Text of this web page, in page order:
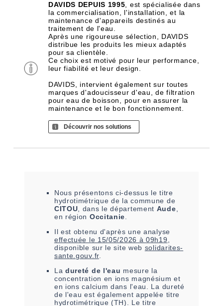
DAVIDS DEPUIS 1995 , est spécialisée dans
la commercialisation, l'installation, et la
maintenance d'appareils destinés au
traitement de l'eau.
Après une rigoureuse sélection, DAVIDS
distribue les produits les mieux adaptés
pour sa clientèle.
Ce choix est motivé pour leur performance,
leur fiabilité et leur design.
DAVIDS, intervient également sur toutes
marques d'adoucisseur d'eau, de filtration
pour eau de boisson, pour en assurer la
maintenance et le bon fonctionnement.
Découvrir nos solutions
Nous présentons ci-dessus le titre
hydrotimétrique de la commune de
CITOU , dans le département Aude
en région Occitanie
Il est obtenu d'après une analyse
effectuée le 15/05/2026 à 09h19
disponible sur le site web solidarites-
sante.gouv.fr.
La dureté de l'eau mesure la
concentration en ions magnésium et
en ions calcium dans l'eau. La dureté
de l'eau est également appelée titre
hydrotimétrique (TH). Le titre